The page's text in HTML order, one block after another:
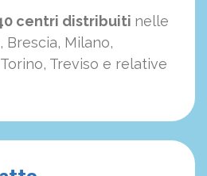
centri distribuiti nelle
Brescia, Milano,
Treviso e relative